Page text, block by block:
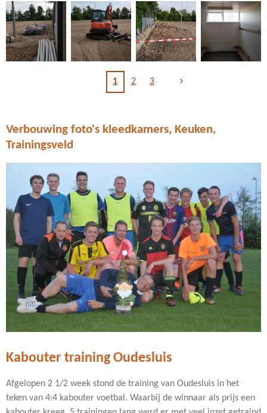
1 2 3
Verbouwing foto's kleedkamers, Keuken,
Trainingsveld
Kabouter training Oudesluis
Afgelopen 2 1/2 week stond de training van Oudesluis in het
teken van 4:4 kabouter voetbal. Waarbij de winnaar als prijs een